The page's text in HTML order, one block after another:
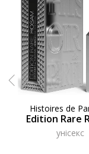
Histoires de
Edition Rare
унісекс